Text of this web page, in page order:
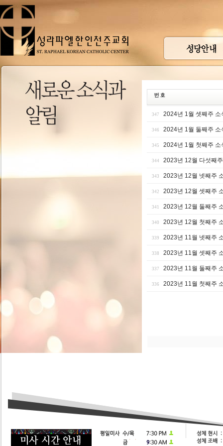
347 2024년 1월 셋째주 소
346 2024년 1월 둘째주 소
345 2024년 1월 첫째주 소
344 2023년 12월 다섯째
343 2023년 12월 넷째주
342 2023년 12월 셋째주
341 2023년 12월 둘째주
340 2023년 12월 첫째주
339 2023년 11월 넷째주
338 2023년 11월 셋째주
337 2023년 11월 둘째주
336 2023년 11월 첫째주